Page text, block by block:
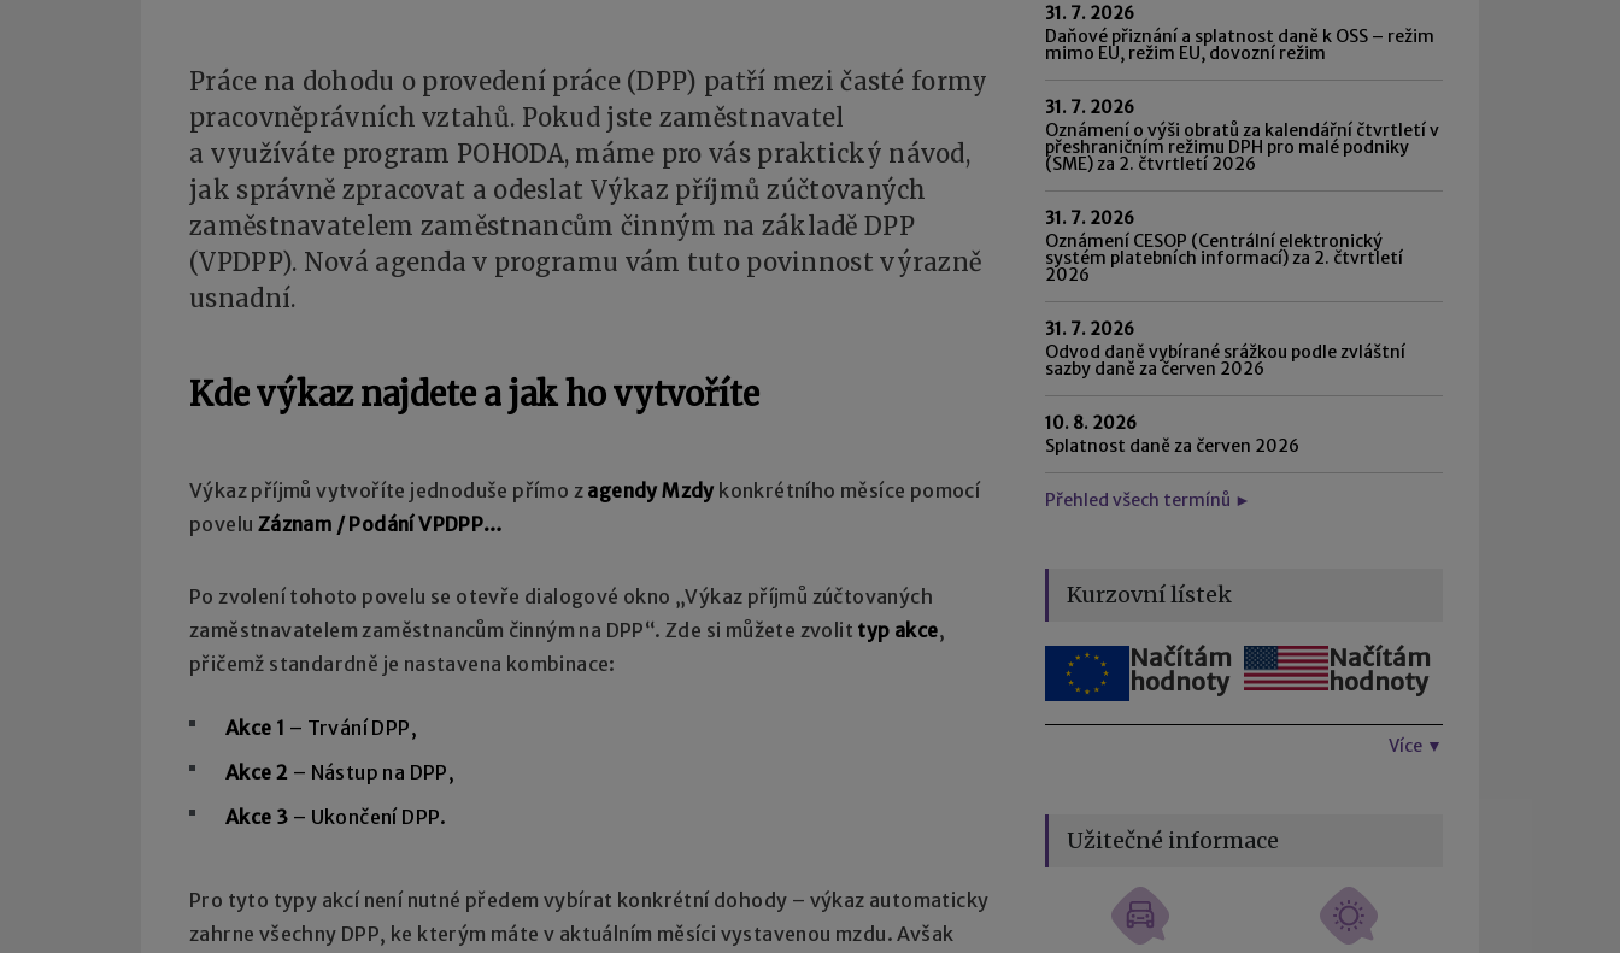
Práce na dohodu o provedení práce (DPP) patří mezi časté formy
pracovněprávních vztahů. Pokud jste zaměstnavatel
a využíváte program POHODA, máme pro vás praktický návod,
jak správně zpracovat a odeslat Výkaz příjmů zúčtovaných
zaměstnavatelem zaměstnancům činným na základě DPP
(VPDPP). Nová agenda v programu vám tuto povinnost výrazně
usnadní.
Kde výkaz najdete a jak ho vytvoříte
Výkaz příjmů vytvoříte jednoduše přímo z agendy Mzdykonkrétního měsíce pomocí
povelu Záznam / Podání VPDPP…
Po zvolení tohoto povelu se otevře dialogové okno „Výkaz příjmů zúčtovaných
zaměstnavatelem zaměstnancům činným na DPP“. Zde si můžete zvolit typ akce,
přičemž standardně je nastavena kombinace:
Akce 1 – Trvání DPP,
Akce 2 – Nástup na DPP,
Akce 3 – Ukončení DPP.
Pro tyto typy akcí není nutné předem vybírat konkrétní dohody – výkaz automaticky
zahrne všechny DPP, ke kterým máte v aktuálním měsíci vystavenou mzdu. Avšak
31. 7. 2026
Daňové přiznání a splatnost daně k OSS – režim
mimo EU, režim EU, dovozní režim
31. 7. 2026
Oznámení o výši obratů za kalendářní čtvrtletí v
přeshraničním režimu DPH pro malé podniky
(SME) za 2. čtvrtletí 2026
31. 7. 2026
Oznámení CESOP (Centrální elektronický
systém platebních informací) za 2. čtvrtletí
2026
31. 7. 2026
Odvod daně vybírané srážkou podle zvláštní
sazby daně za červen 2026
10. 8. 2026
Splatnost daně za červen 2026
Přehled všech termínů ►
Kurzovní lístek
Načítám
hodnoty
Načítám
hodnoty
Více ▼
Užitečné informace